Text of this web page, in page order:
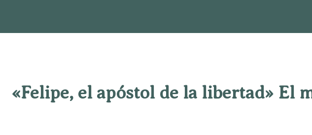
«Felipe, el apóstol de la libertad» El